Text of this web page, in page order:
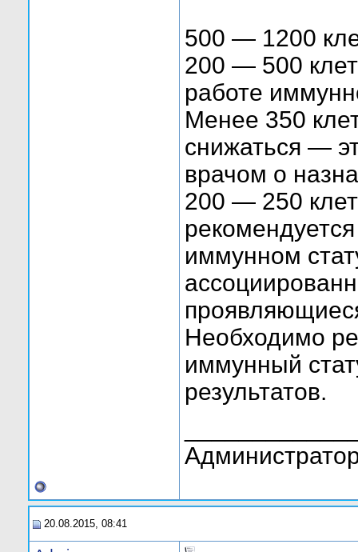
500 — 1200
200 — 500
работе
Менее 350
снижаться —
врачом о
200 — 250
иммунном
Необходимо
иммунный
результатов.
20.08.2015, 08:41